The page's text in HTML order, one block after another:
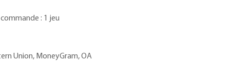
: 1 jeu
Union, MoneyGram, OA